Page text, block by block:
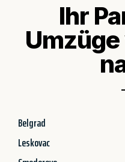
Ihr
Belgrad
Leskovac